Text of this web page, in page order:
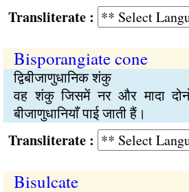
:
Bisporangiate cone
द्विबीजाणुधानिक शंकु
वह शंकु जिसमें नर और मादा
बीजाणुधानियाँ पाई जाती हैं।
:
Bisulcate